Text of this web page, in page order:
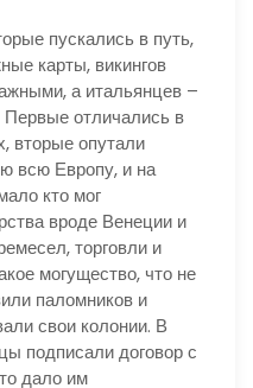
пускались в путь,
карты, викингов
а итальянцев –
отличались в
вторые опутали
всю Европу, и на
кто мог
вроде Венеции и
торговли и
могущество, что не
паломников и
свои колонии. В
подписали договор с
дало им